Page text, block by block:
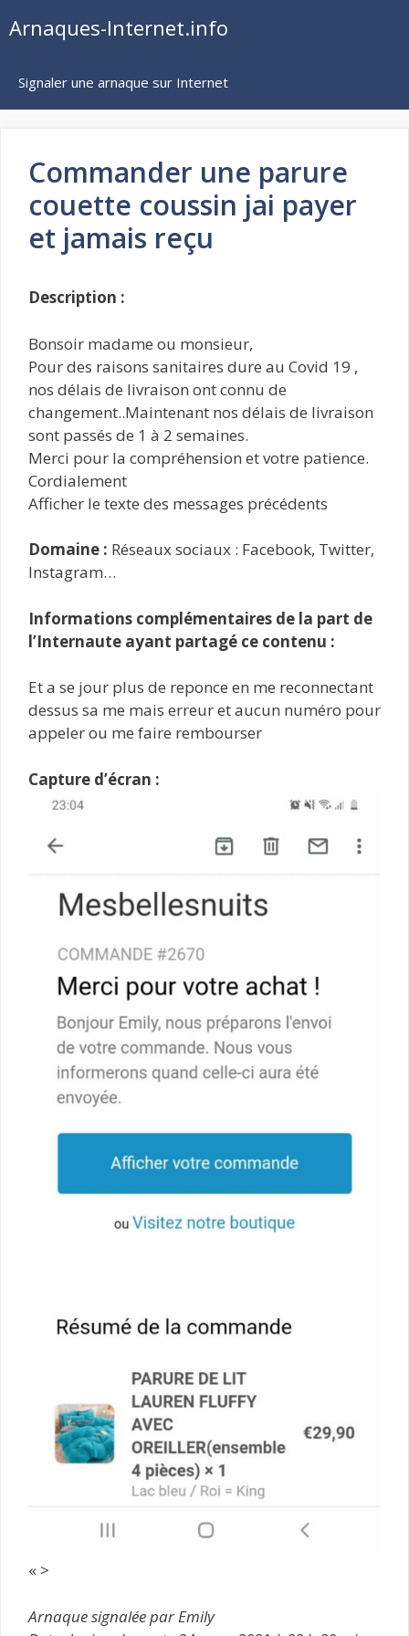
auArnaques-Internet.info
Signaler une arnaque sur Internet
Commander une parure
couette coussin jai payer
et jamais reçu
Description :
Bonsoir madame ou monsieur,
Pour des raisons sanitaires dure au Covid 19 ,
nos délais de livraison ont connu de
changement..Maintenant nos délais de livraison
sont passés de 1 à 2 semaines.
Merci pour la compréhension et votre patience.
Cordialement
Afficher le texte des messages précédents
Domaine : Réseaux sociaux : Facebook, Twitter,
Instagram…
Informations complémentaires de la part de
l’Internaute ayant partagé ce contenu :
Et a se jour plus de reponce en me reconnectant
dessus sa me mais erreur et aucun numéro pour
appeler ou me faire rembourser
Capture d’écran :
« >
Arnaque signalée par Emily